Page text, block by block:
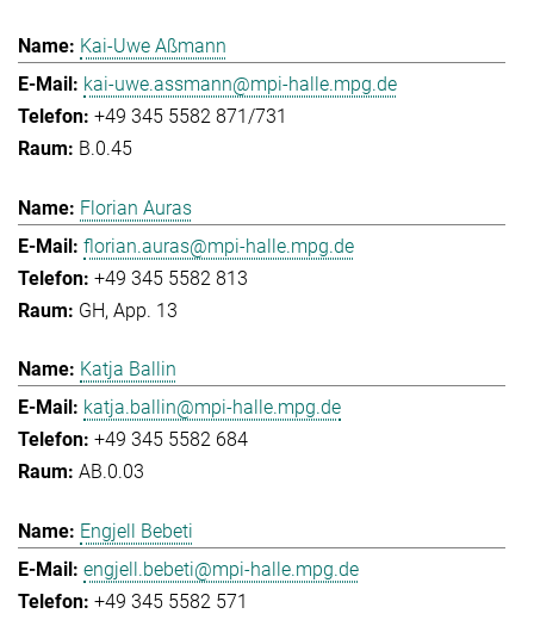
Kai-Uwe Aßmann
kai-uwe.assmann@mpi-halle.mpg.de
+49 345 5582 871/731
B.0.45
Florian Auras
florian.auras@mpi-halle.mpg.de
+49 345 5582 813
GH, App. 13
Katja Ballin
katja.ballin@mpi-halle.mpg.de
+49 345 5582 684
AB.0.03
Engjell Bebeti
engjell.bebeti@mpi-halle.mpg.de
+49 345 5582 571